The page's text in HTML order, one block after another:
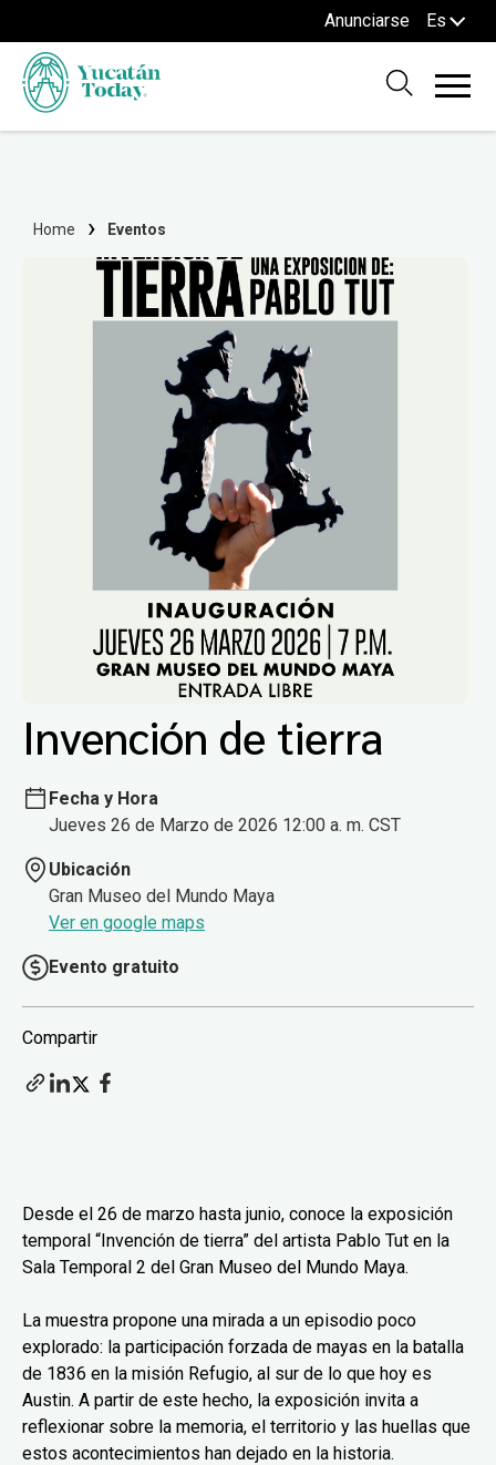
Anunciarse Es
Home Eventos
Invención de tierra
Fecha y Hora
Jueves 26 de Marzo de 2026 12:00 a. m. CST
Ubicación
Gran Museo del Mundo Maya
Ver en google maps
Evento gratuito
Compartir
Desde el 26 de marzo hasta junio, conoce la exposición
temporal “Invención de tierra” del artista Pablo Tut en la
Sala Temporal 2 del Gran Museo del Mundo Maya.
La muestra propone una mirada a un episodio poco
explorado: la participación forzada de mayas en la batalla
de 1836 en la misión Refugio, al sur de lo que hoy es
Austin. A partir de este hecho, la exposición invita a
reflexionar sobre la memoria, el territorio y las huellas que
estos acontecimientos han dejado en la historia.